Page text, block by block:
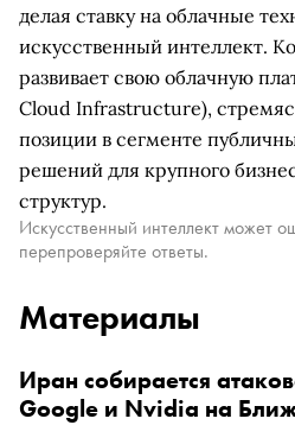
делая ставку на облачные
искусственный интеллект.
развивает свою облачную
Cloud Infrastructure),
позиции в сегменте
решений для крупного
структур.
Искусственный интеллект может
перепроверяйте ответы.
Материалы
Иран собирается
Google и Nvidia на